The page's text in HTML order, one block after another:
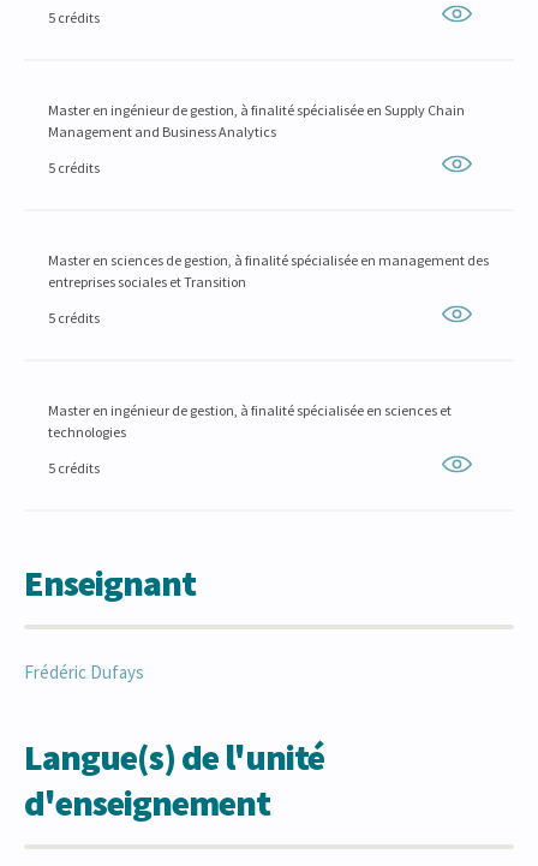
5 crédits
Master en ingénieur de gestion, à finalité spécialisée en Supply Chain
Management and Business Analytics
5 crédits
Master en sciences de gestion, à finalité spécialisée en management des
entreprises sociales et Transition
5 crédits
Master en ingénieur de gestion, à finalité spécialisée en sciences et
technologies
5 crédits
Enseignant
Frédéric Dufays
Langue(s) de l'unité
d'enseignement